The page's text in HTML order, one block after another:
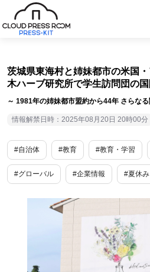
茨城県東海村と姉妹都市の米国
木ハーブ研究所で学生訪問団の
～ 1981年の姉妹都市盟約から44年 さらな
情報解禁日時：2025年08月20日 20時00分
#自治体 #教育 #教育・学習
#グローバル #企業情報 #夏休み